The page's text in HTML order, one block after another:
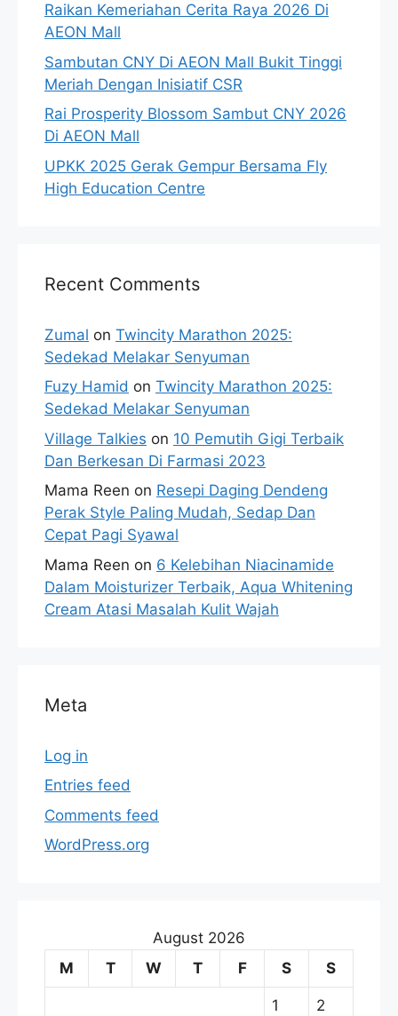
Raikan Kemeriahan Cerita Raya 2026 Di
AEON Mall
Sambutan CNY Di AEON Mall Bukit Tinggi
Meriah Dengan Inisiatif CSR
Rai Prosperity Blossom Sambut CNY 2026
Di AEON Mall
UPKK 2025 Gerak Gempur Bersama Fly
High Education Centre
Recent Comments
Zumal on Twincity Marathon 2025:
Sedekad Melakar Senyuman
Fuzy Hamid on Twincity Marathon 2025:
Sedekad Melakar Senyuman
Village Talkies on 10 Pemutih Gigi Terbaik
Dan Berkesan Di Farmasi 2023
Mama Reen on Resepi Daging Dendeng
Perak Style Paling Mudah, Sedap Dan
Cepat Pagi Syawal
Mama Reen on 6 Kelebihan Niacinamide
Dalam Moisturizer Terbaik, Aqua Whitening
Cream Atasi Masalah Kulit Wajah
Meta
Log in
Entries feed
Comments feed
WordPress.org
August 2026
M
T W T F S S
1 2